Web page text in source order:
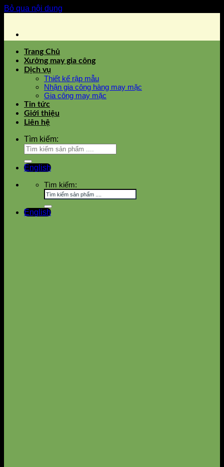
Bỏ qua nội dung
Trang Chủ
Xưởng may gia công
Dịch vụ
Thiết kế rập mẫu
Nhận gia công hàng may mặc
Gia công may mặc
Tin tức
Giới thiệu
Liên hệ
Tìm kiếm:
English
Tìm kiếm:
English